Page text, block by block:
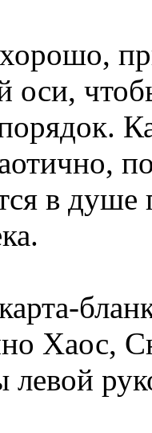
оси,
в
Хаос,